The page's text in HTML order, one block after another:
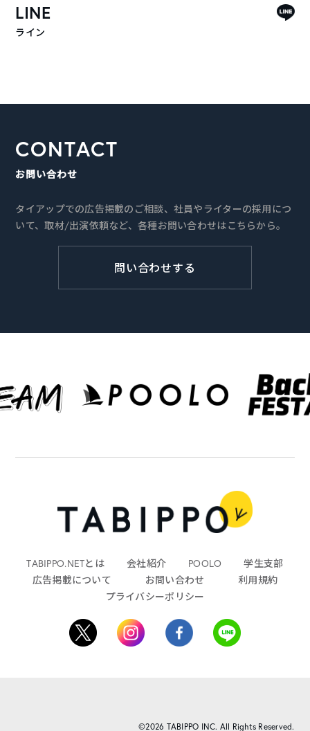
LINE
ライン
CONTACT
お問い合わせ
タイアップでの広告掲載のご相談、社員やライターの採用につ
いて、取材/出演依頼など、各種お問い合わせはこちらから。
問い合わせする
TABIPPO.NETとは 会社紹介 POOLO
学生支部
広告掲載について
お問い合わせ
利用規約
プライバシーポリシー
©2026 TABIPPO INC. All Rights Reserved.